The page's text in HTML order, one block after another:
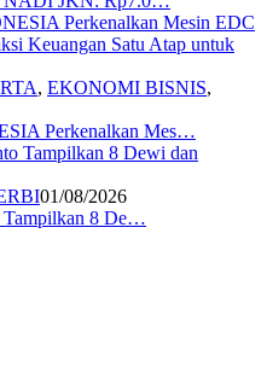
, EKONOMI BISNIS,
Perkenalkan Mes…
01/08/2026
Tampilkan 8 De…